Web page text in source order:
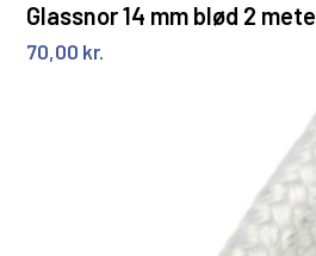
Glassnor 14 mm blød 2
70,00 kr.